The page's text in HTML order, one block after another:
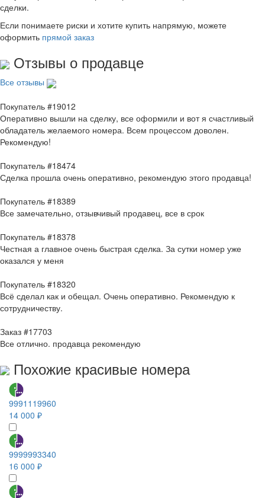
сделки.
Если понимаете риски и хотите купить напрямую, можете
оформить прямой заказ
Отзывы о продавце
Все отзывы
Покупатель #19012
Оперативно вышли на сделку, все оформили и вот я счастливый
обладатель желаемого номера. Всем процессом доволен.
Рекомендую!
Покупатель #18474
Сделка прошла очень оперативно, рекомендую этого продавца!
Покупатель #18389
Все замечательно, отзывчивый продавец, все в срок
Покупатель #18378
Честная а главное очень быстрая сделка. За сутки номер уже
оказался у меня
Покупатель #18320
Всё сделал как и обещал. Очень оперативно. Рекомендую к
сотрудничеству.
Заказ #17703
Все отлично. продавца рекомендую
Похожие красивые номера
9991119960
14 000 ₽
9999993340
16 000 ₽